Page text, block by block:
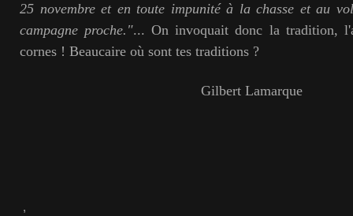
25 novembre et en toute impunité à la chasse et au
campagne proche."... On invoquait donc la tradition,
cornes ! Beaucaire où sont tes traditions ?
Gilbert Lamarque
,